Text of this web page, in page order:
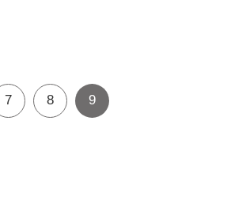
7 8 9